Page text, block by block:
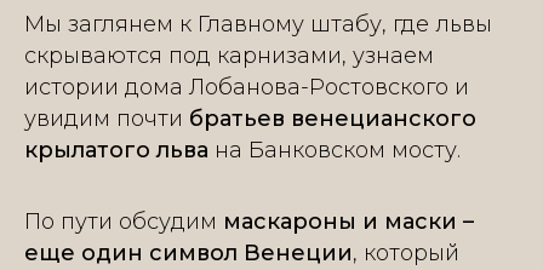
Мы заглянем к Главному штабу, где львы
скрываются под карнизами, узнаем
истории дома Лобанова-Ростовского и
увидим почти братьев венецианского
крылатого льва на Банковском мосту.
По пути обсудим маскароны и маски –
еще один символ Венеции, который